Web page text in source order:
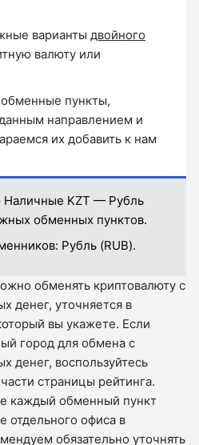
варианты двойного
валюту или
пункты,
направлением и
их добавить к нам
Наличные KZT — Рубль
обменных пунктов.
Рубль (RUB).
обменять криптовалюту с
денег, уточняется в
вы укажете. Если
город для обмена с
денег, воспользуйтесь
страницы рейтинга.
каждый обменный пункт
отдельного офиса в
обязательно уточнять